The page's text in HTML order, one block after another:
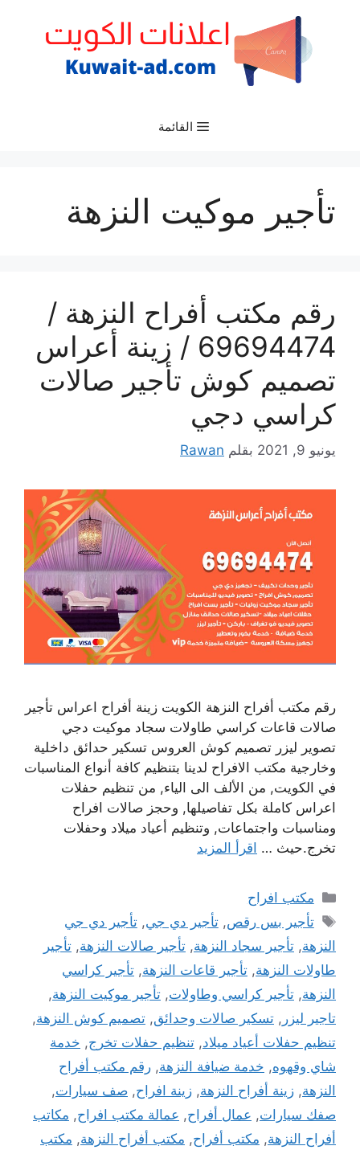
القائمة
تأجير موكيت النزهة
رقم مكتب أفراح النزهة /
69694474 / زينة أعراس
تصميم كوش تأجير صالات
كراسي دجي
يونيو 9, 2021 بقلم Rawan
رقم مكتب أفراح النزهة الكويت زينة أفراح اعراس تأجير
صالات قاعات كراسي طاولات سجاد موكيت دجي
تصوير ليزر تصميم كوش العروس تسكير حدائق داخلية
وخارجية مكتب الافراح لدينا بتنظيم كافة أنواع المناسبات
في الكويت, من الألف الى الياء, من تنظيم حفلات
اعراس كاملة بكل تفاصيلها, وحجز صالات افراح
ومناسبات واجتماعات, وتنظيم أعياد ميلاد وحفلات
تخرج.حيث … اقرأ المزيد
التصنيفات
مكتب افراح
الوسوم
تأجير بس رقص,تأجير دي جي,تأجير دي جي
النزهة, تأجير سجاد النزهة, تأجير صالات النزهة, تأجير
طاولات النزهة, تأجير قاعات النزهة, تأجير كراسي
النزهة, تأجير كراسي وطاولات, تأجير موكيت النزهة,
تاجير ليزر , تسكير صالات وحدائق, تصميم كوش النزهة,
تنظيم حفلات أعياد ميلاد, تنظيم حفلات تخرج, خدمة
شاي وقهوه, خدمة ضيافة النزهة, رقم مكتب أفراح
النزهة, زينة أفراح النزهة, زينة افراح, صف سيارات,
صفك سيارات, عمال أفراح, عمالة مكتب افراح, مكاتب
أفراح النزهة, مكتب أفراح, مكتب أفراح النزهة, مكتب